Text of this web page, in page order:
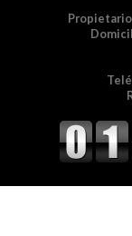
Propietario